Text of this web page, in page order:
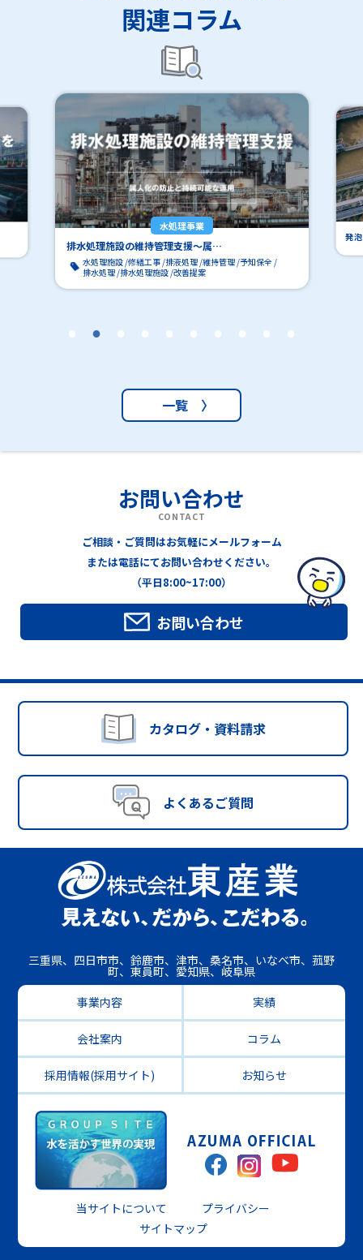
関連コラム
水処理事業
排水処理施設の維持管理支援～属…
水処理施設 修繕工事 排液処理 維持管理 予知保全
排水処理 排水処理施設 改善提案
発
一覧 〉
お問い合わせ
CONTACT
ご相談・ご質問はお気軽にメールフォーム
または電話にてお問い合わせください。
（平日8:00~17:00）
お問い合わせ
カタログ・資料請求
よくあるご質問
三重県、四日市市、鈴鹿市、津市、桑名市、いなべ市、菰野
町、東員町、愛知県、岐阜県
事業内容
実績
会社案内 コラム
採用情報(採用サイト) お知らせ
当サイトについて
プライバシー
サイトマップ